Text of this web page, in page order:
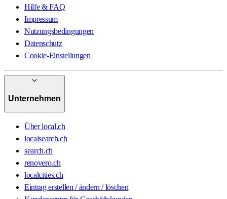
Hilfe & FAQ
Impressum
Nutzungsbedingungen
Datenschutz
Cookie-Einstellungen
Unternehmen
Über local.ch
localsearch.ch
search.ch
renovero.ch
localcities.ch
Eintrag erstellen / ändern / löschen